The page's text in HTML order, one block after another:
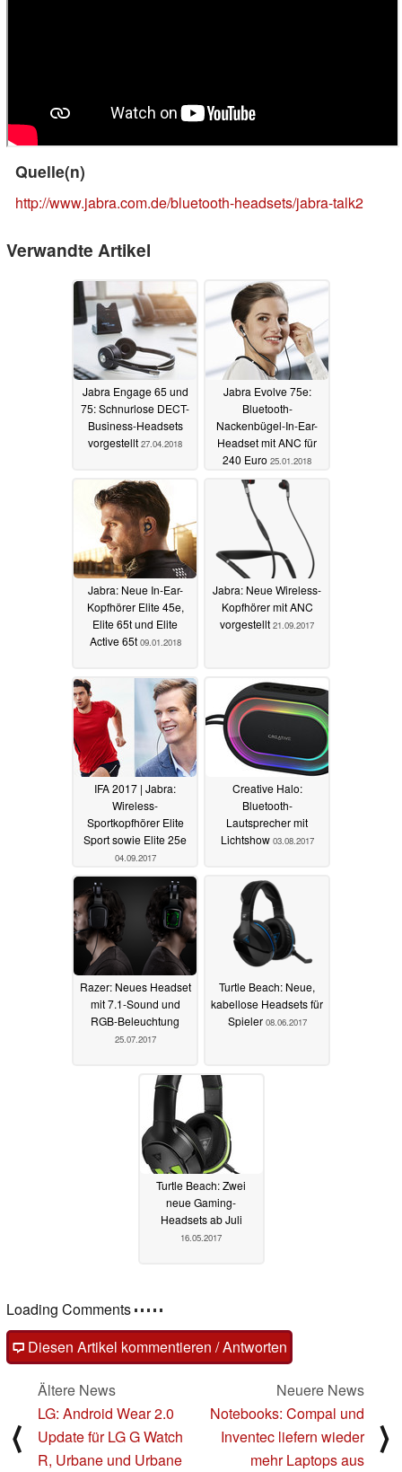
Quelle(n)
http://www.jabra.com.de/bluetooth-headsets/jabra-talk2
Verwandte Artikel
Jabra Engage 65 und
75: Schnurlose DECT-
Business-Headsets
vorgestellt 27.04.2018
Jabra Evolve 75e:
Bluetooth-
Nackenbügel-In-Ear-
Headset mit ANC für
240 Euro 25.01.2018
Jabra: Neue In-Ear-
Kopfhörer Elite 45e,
Elite 65t und Elite
Active 65t 09.01.2018
Jabra: Neue Wireless-
Kopfhörer mit ANC
vorgestellt 21.09.2017
IFA 2017 | Jabra:
Wireless-
Sportkopfhörer Elite
Sport sowie Elite 25e
04.09.2017
Creative Halo:
Bluetooth-
Lautsprecher mit
Lichtshow 03.08.2017
Razer: Neues Headset
mit 7.1-Sound und
RGB-Beleuchtung
25.07.2017
Turtle Beach: Neue,
kabellose Headsets für
Spieler 08.06.2017
Turtle Beach: Zwei
neue Gaming-
Headsets ab Juli
16.05.2017
Loading Comments
Diesen Artikel kommentieren / Antworten
⟨
Ältere News
LG: Android Wear 2.0
Update für LG G Watch
R, Urbane und Urbane
Neuere News
Notebooks: Compal und
Inventec liefern wieder
mehr Laptops aus
⟩